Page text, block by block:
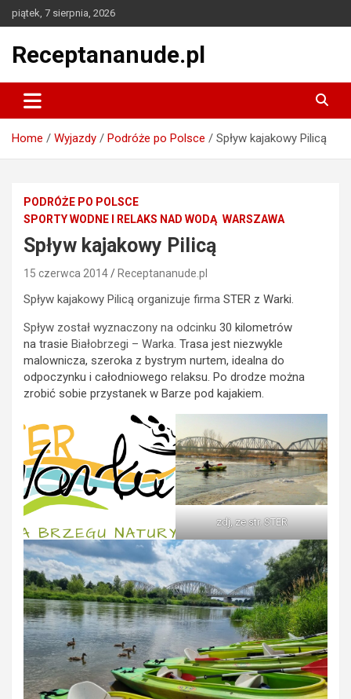
Skip
to
piątek, 7 sierpnia, 2026
Receptananude.pl
Home Wyjazdy Podróże po Polsce Spływ kajakowy Pilicą
PODRÓŻE PO POLSCE
SPORTY WODNE I RELAKS NAD WODĄ WARSZAWA
Spływ kajakowy Pilicą
15 czerwca 2014 Receptananude.pl
Spływ kajakowy Pilicą organizuje firma STER z Warki.
Spływ został wyznaczony na odcinku 30 kilometrów
na trasie Białobrzegi – Warka. Trasa jest niezwykle
malownicza, szeroka z bystrym nurtem, idealna do
odpoczynku i całodniowego relaksu. Po drodze można
zrobić sobie przystanek w Barze pod kajakiem.
zdj, ze str. STER